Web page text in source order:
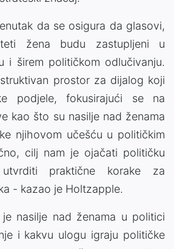
da se osigura da glasovi,
žena budu zastupljeni u
i širem političkom odlučivanju.
prostor za dijalog koji
podjele, fokusirajući se na
kao što su nasilje nad ženama
njihovom učešću u političkim
cilj nam je ojačati političku
praktične korake za
- kazao je Holtzapple.
nasilje nad ženama u politici
i kakvu ulogu igraju političke